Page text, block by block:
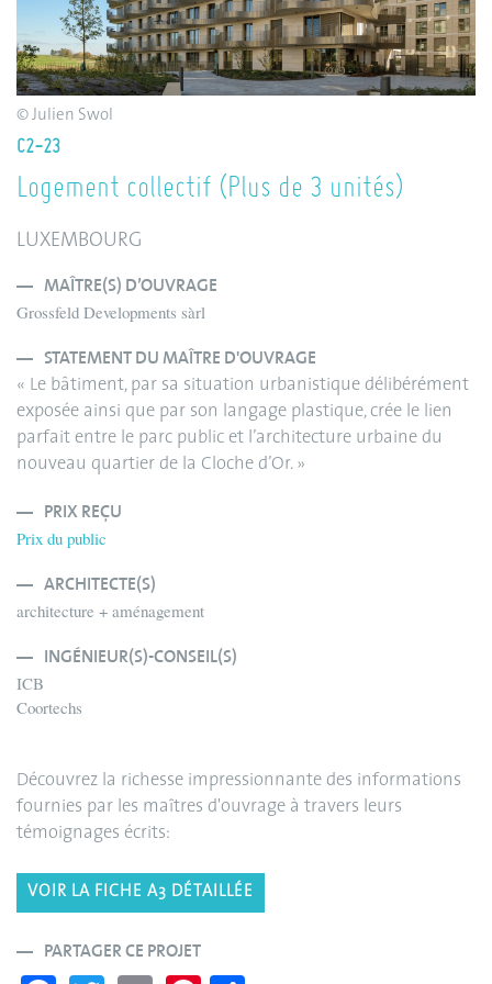
C2-23
Logement collectif (Plus de 3 unités)
LUXEMBOURG
MAÎTRE(S) D’OUVRAGE
Grossfeld Developments sàrl
STATEMENT DU MAÎTRE D'OUVRAGE
« Le bâtiment, par sa situation urbanistique délibérément
exposée ainsi que par son langage plastique, crée le lien
parfait entre le parc public et l’architecture urbaine du
nouveau quartier de la Cloche d’Or. »
PRIX REÇU
Prix du public
ARCHITECTE(S)
architecture + aménagement
INGÉNIEUR(S)-CONSEIL(S)
ICB
Coortechs
Découvrez la richesse impressionnante des informations
fournies par les maîtres d'ouvrage à travers leurs
témoignages écrits:
VOIR LA FICHE A3 DÉTAILLÉE
PARTAGER CE PROJET
© Julien Swol